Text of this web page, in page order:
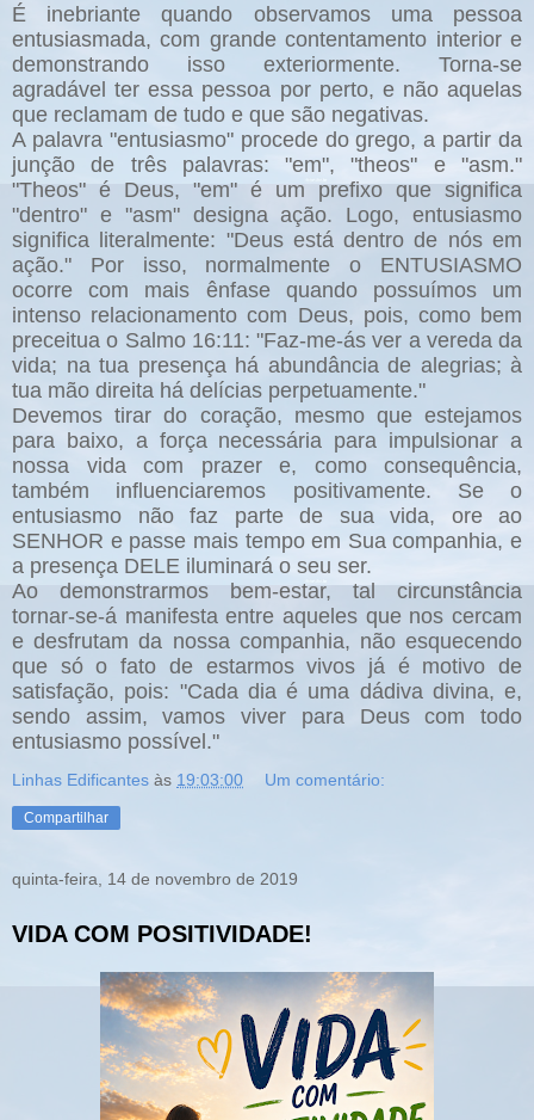
É inebriante quando observamos uma pessoa
entusiasmada, com grande contentamento interior e
demonstrando isso exteriormente. Torna-se
agradável ter essa pessoa por perto, e não aquelas
que reclamam de tudo e que são negativas.
A palavra "entusiasmo" procede do grego, a partir da
junção de três palavras: "em", "theos" e "asm."
"Theos" é Deus, "em" é um prefixo que significa
"dentro" e "asm" designa ação. Logo, entusiasmo
significa literalmente: "Deus está dentro de nós em
ação." Por isso, normalmente o ENTUSIASMO
ocorre com mais ênfase quando possuímos um
intenso relacionamento com Deus, pois, como bem
preceitua o Salmo 16:11: "Faz-me-ás ver a vereda da
vida; na tua presença há abundância de alegrias; à
tua mão direita há delícias perpetuamente."
Devemos tirar do coração, mesmo que estejamos
para baixo, a força necessária para impulsionar a
nossa vida com prazer e, como consequência,
também influenciaremos positivamente. Se o
entusiasmo não faz parte de sua vida, ore ao
SENHOR e passe mais tempo em Sua companhia, e
a presença DELE iluminará o seu ser.
Ao demonstrarmos bem-estar, tal circunstância
tornar-se-á manifesta entre aqueles que nos cercam
e desfrutam da nossa companhia, não esquecendo
que só o fato de estarmos vivos já é motivo de
satisfação, pois: "Cada dia é uma dádiva divina, e,
sendo assim, vamos viver para Deus com todo
entusiasmo possível."
Linhas Edificantes às 19:03:00 Um comentário:
Compartilhar
quinta-feira, 14 de novembro de 2019
VIDA COM POSITIVIDADE!